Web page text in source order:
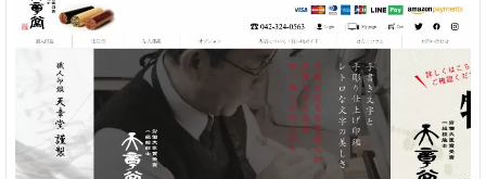
プ
概
要
扱